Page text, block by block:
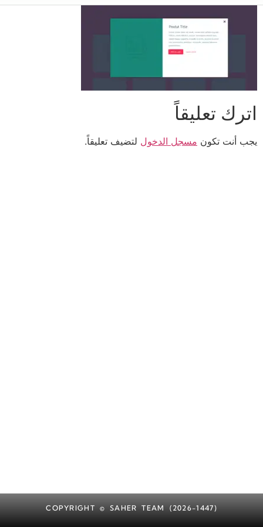
اترك تعليقاً
يجب أنت تكون مسجل الدخول لتضيف تعليقاً.
COPYRIGHT © SAHER TEAM (2026-1447)